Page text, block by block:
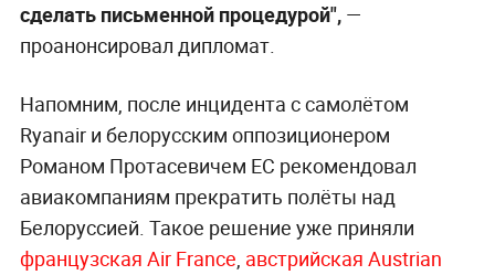
сделать письменной процедурой", —
проанонсировал дипломат.
Напомним, после инцидента с самолётом
Ryanair и белорусским оппозиционером
Романом Протасевичем ЕС рекомендовал
авиакомпаниям прекратить полёты над
Белоруссией. Такое решение уже приняли
французская Air France, австрийская Austrian